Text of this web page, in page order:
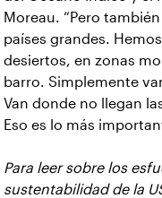
Moreau. “Pero
países grandes.
desiertos, en zonas
barro. Simplemente
Van donde no llegan
Eso es lo más
Para leer sobre los
sustentabilidad de la